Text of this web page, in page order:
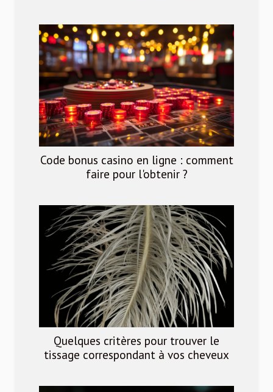
Code bonus casino en ligne : comment
faire pour l'obtenir ?
Quelques critères pour trouver le
tissage correspondant à vos cheveux